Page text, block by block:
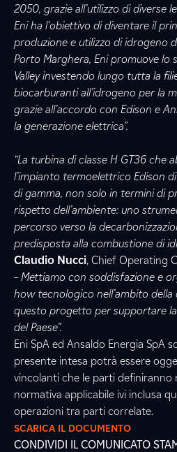
2050, grazie all’utilizzo di diverse
Eni ha l’obiettivo di diventare il
produzione e utilizzo di idrogeno
Porto Marghera, Eni promuove lo
Valley investendo lungo tutta la
biocarburanti all’idrogeno per la
grazie all’accordo con Edison e
la generazione elettrica”.
“La turbina di classe H GT36 che
l’impianto termoelettrico Edison
di gamma, non solo in termini di
rispetto dell’ambiente: uno
percorso verso la
predisposta alla combustione di
Claudio Nucci, Chief Operating
– Mettiamo con soddisfazione e
how tecnologico nell’ambito
questo progetto per supportare
del Paese”.
Eni SpA ed Ansaldo Energia SpA
presente intesa potrà essere
vincolanti che le parti definiranno
normativa applicabile ivi inclusa
operazioni tra parti correlate.
SCARICA IL DOCUMENTO
CONDIVIDI IL COMUNICATO